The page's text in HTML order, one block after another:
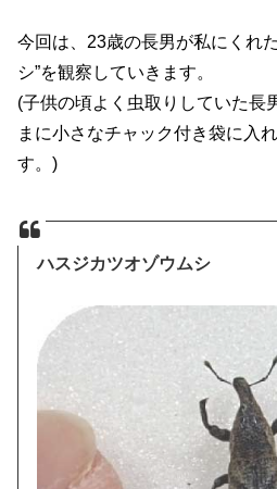
今回は、23歳の長男が私にくれ
シ”を観察していきます。
(子供の頃よく虫取りしていた長
まに小さなチャック付き袋に入
す。)
ハスジカツオゾウムシ